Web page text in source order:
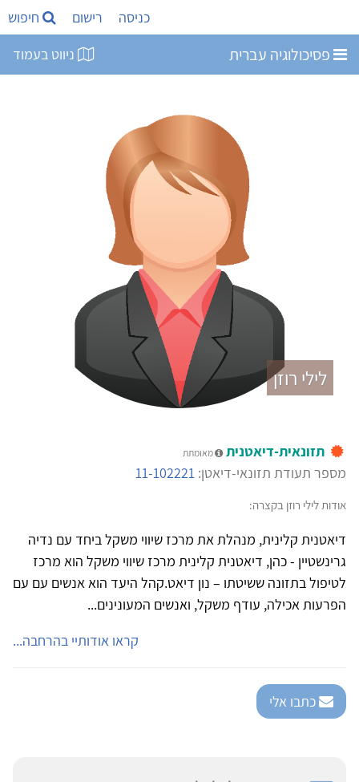
כניסה רישום חיפוש
פסיכולוגיה עברית ניווט בעמוד
לילי רוזן
תזונאית-דיאטנית מאומתת
מספר תעודת תזונאי-דיאטן: 11-102221
אודות לילי רוזן בקצרה:
דיאטנית קלינית, מנהלת את מרכז שיווי משקל ביחד עם נדיה
גרינשטיין - כהן, דיאטנית קלינית מרכז שיווי משקל הוא מרכז
לטיפול בתזונה ששיטתו – נון דיאט.קהל היעד הוא אנשים עם עם
הפרעות אכילה, עודף משקל, ואנשים המעונינים...
קראו אודותיי בהרחבה...
כתבו אלי